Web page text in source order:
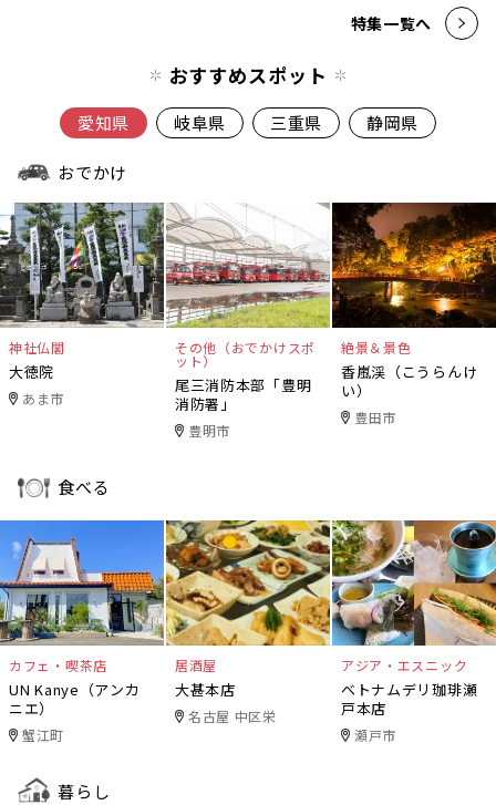
特集一覧へ
おすすめスポット
愛知県 岐阜県 三重県 静岡県
おでかけ
神社仏閣
大徳院
あま市
その他（おでかけスポ
ット）
尾三消防本部「豊明
消防署」
豊明市
絶景＆景色
香嵐渓（こうらんけ
い）
豊田市
食べる
カフェ・喫茶店
UN Kanye（アンカ
ニエ）
蟹江町
居酒屋
大甚本店
名古屋 中区栄
アジア・エスニック
ベトナムデリ珈琲瀬
戸本店
瀬戸市
暮らし